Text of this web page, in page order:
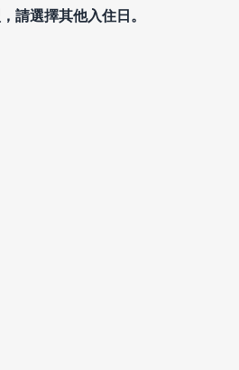
請選擇其他入住日。